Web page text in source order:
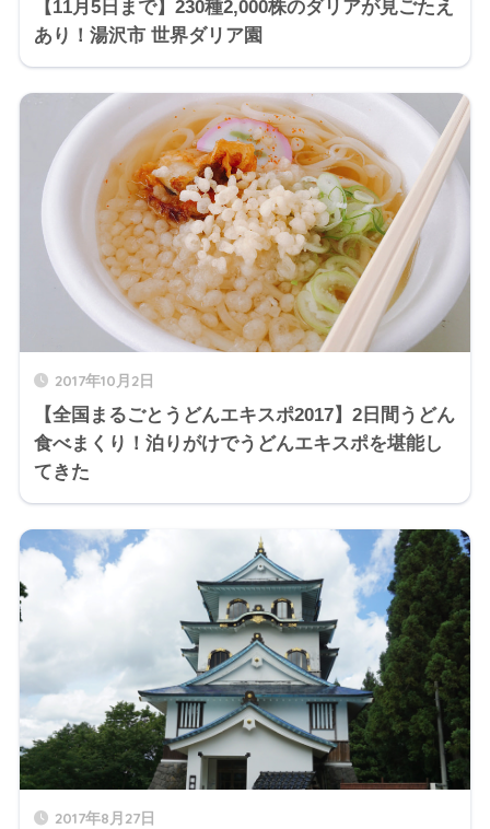
【11月5日まで】230種2,000株のダリアが見ごたえ
あり！湯沢市 世界ダリア園
2017年10月2日
【全国まるごとうどんエキスポ2017】2日間うどん
食べまくり！泊りがけでうどんエキスポを堪能し
てきた
2017年8月27日